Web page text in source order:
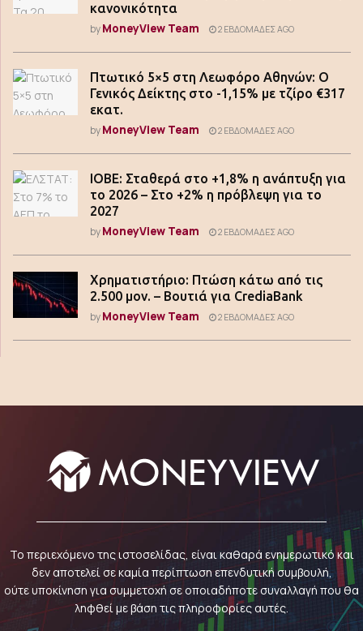
κανονικότητα
byMoneyView Team 2 ΕΒΔΟΜΆΔΕΣ AGO
Πτωτικό 5×5 στη Λεωφόρο Αθηνών: Ο
Γενικός Δείκτης στο -1,15% με τζίρο €317
εκατ.
byMoneyView Team 2 ΕΒΔΟΜΆΔΕΣ AGO
ΙΟΒΕ: Σταθερά στο +1,8% η ανάπτυξη για
το 2026 – Στο +2% η πρόβλεψη για το
2027
byMoneyView Team 2 ΕΒΔΟΜΆΔΕΣ AGO
Χρηματιστήριο: Πτώση κάτω από τις
2.500 μον. – Βουτιά για CrediaBank
byMoneyView Team 2 ΕΒΔΟΜΆΔΕΣ AGO
Το περιεχόμενο της ιστοσελίδας, είναι καθαρά ενημερωτικό και
δεν αποτελεί σε καμία περίπτωση επενδυτική συμβουλή,
ούτε υποκίνηση για συμμετοχή σε οποιαδήποτε συναλλαγή που θα
ληφθεί με βάση τις πληροφορίες αυτές.